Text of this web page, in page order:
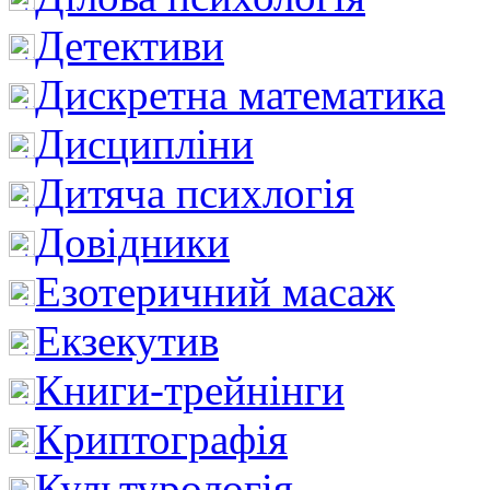
Детективи
Дискретна математика
Дисципліни
Дитяча психлогія
Довідники
Езотеричний масаж
Екзекутив
Книги-трейнінги
Криптографія